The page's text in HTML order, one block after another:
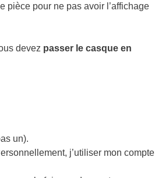
pièce pour ne pas avoir l’affichage
devez passer le casque en
un).
j’utiliser mon compte